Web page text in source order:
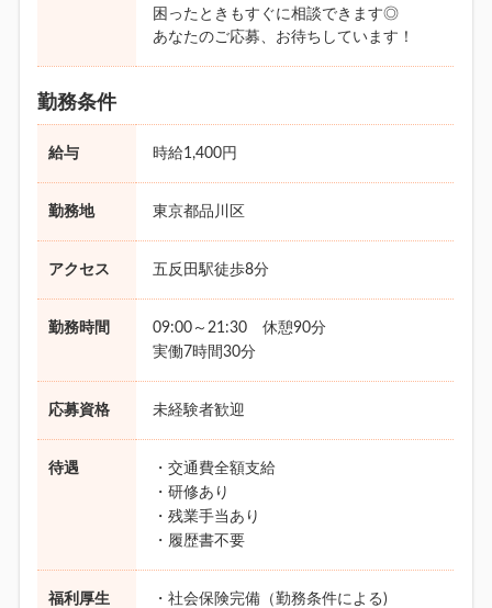
困ったときもすぐに相談できます◎
あなたのご応募、お待ちしています！
勤務条件
給与 時給1,400円
勤務地 東京都品川区
アクセス 五反田駅徒歩8分
勤務時間
09:00～21:30 休憩90分
実働7時間30分
応募資格 未経験者歓迎
待遇
・交通費全額支給
・研修あり
・残業手当あり
・履歴書不要
福利厚生
・社会保険完備（勤務条件による)